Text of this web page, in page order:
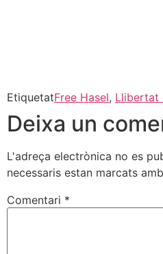
EtiquetatFree Hasel, Llibertat
Deixa un
L'adreça electrònica no es
necessaris estan marcats amb
Comentari *